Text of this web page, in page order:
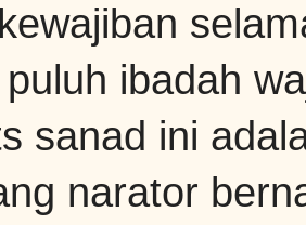
ibadah
sanad ini
narator